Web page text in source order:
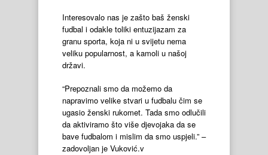
Interesovalo nas je zašto baš ženski
fudbal i odakle toliki entuzijazam za
granu sporta, koja ni u svijetu nema
veliku popularnost, a kamoli u našoj
državi.
“Prepoznali smo da možemo da
napravimo velike stvari u fudbalu čim se
ugasio ženski rukomet. Tada smo odlučili
da aktiviramo što više djevojaka da se
bave fudbalom i mislim da smo uspjeli.” –
zadovoljan je Vuković.v